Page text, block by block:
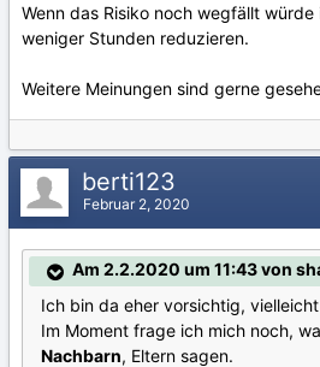
Wenn das Risiko noch wegfällt
weniger Stunden reduzieren.
Weitere Meinungen sind gerne
berti123
Februar 2, 2020
Am 2.2.2020 um 11:43 von
Ich bin da eher vorsichtig,
Im Moment frage ich mich noch,
Nachbarn, Eltern sagen.